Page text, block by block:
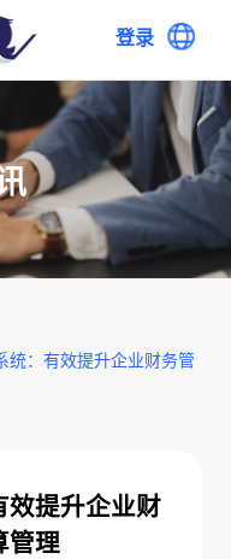
登录
统：有效提升企业财务管
效提升企业财
管理